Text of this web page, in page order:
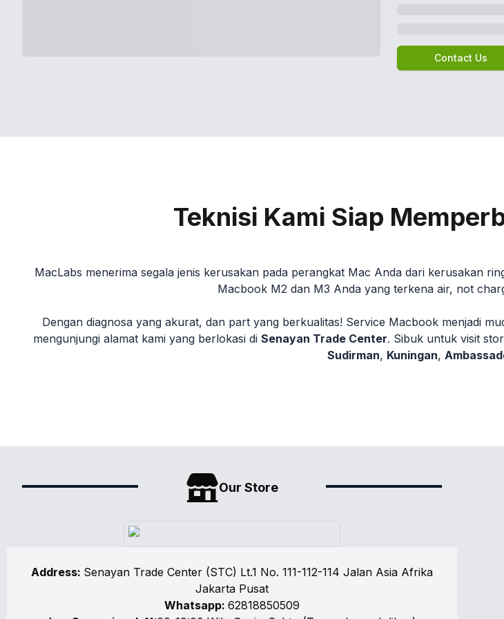
Contact Us
Teknisi Kami Siap
MacLabs menerima segala jenis kerusakan pada perangkat Mac Anda dari kerusakan
Macbook M2 dan M3 Anda yang terkena air, not
Dengan diagnosa yang akurat, dan part yang berkualitas! Service Macbook menjadi
mengunjungi alamat kami yang berlokasi di Senayan Trade Center. Sibuk untuk visit
Sudirman, Kuningan,
Our Store
Address: Senayan Trade Center (STC) Lt.1 No. 111-112-114 Jalan Asia Afrika
Jakarta Pusat
Whatsapp: 62818850509